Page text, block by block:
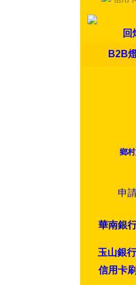
回
B2B
鄉
申
華南銀
玉山銀
信用卡